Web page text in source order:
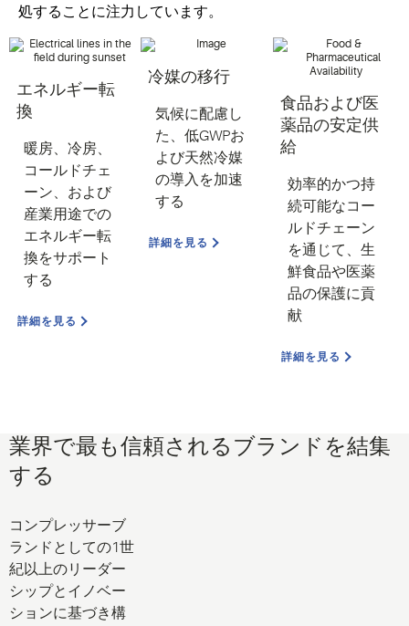
処することに注力しています。
エネルギー転
換
暖房、冷房、
コールドチェ
ーン、および
産業用途での
エネルギー転
換をサポート
する
詳細を見る
冷媒の移行
気候に配慮し
た、低GWPお
よび天然冷媒
の導入を加速
する
詳細を見る
食品および医
薬品の安定供
給
効率的かつ持
続可能なコー
ルドチェーン
を通じて、生
鮮食品や医薬
品の保護に貢
献
詳細を見る
業界で最も信頼されるブランドを結集
する
コンプレッサーブ
ランドとしての1世
紀以上のリーダー
シップとイノベー
ションに基づき構